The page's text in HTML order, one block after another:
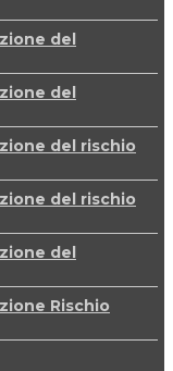
del
del
del rischio
del rischio
del
Rischio